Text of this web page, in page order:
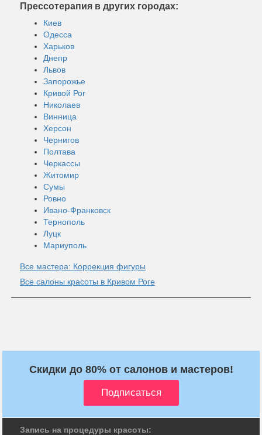
Прессотерапия в других городах:
Киев
Одесса
Харьков
Днепр
Львов
Запорожье
Кривой Рог
Николаев
Винница
Херсон
Чернигов
Полтава
Черкассы
Житомир
Сумы
Ровно
Ивано-Франковск
Тернополь
Луцк
Мариуполь
Все мастера: Коррекция фигуры
Все салоны красоты в Кривом Роге
Скидки до 80% от салонов и мастеров!
Запись на процедуры красоты: